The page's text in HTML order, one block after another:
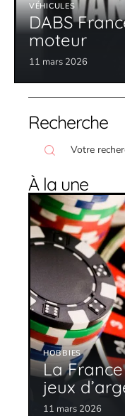
VÉHICULES
DABS
moteur
11 mars 2026
Recherche
À la une
HOBBIES
La
jeux
11 mars 2026